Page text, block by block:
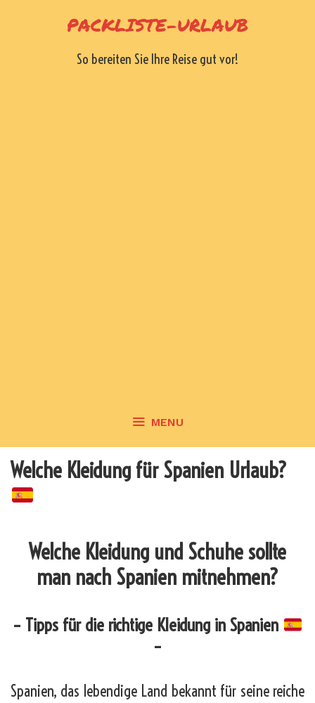
PACKLISTE-URLAUB
So bereiten Sie Ihre Reise gut vor!
MENU
Welche Kleidung für Spanien Urlaub?
Welche Kleidung und Schuhe sollte
man nach Spanien mitnehmen?
– Tipps für die richtige Kleidung in Spanien
–
Spanien, das lebendige Land bekannt für seine reiche